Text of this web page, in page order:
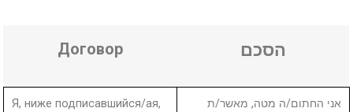
Договор הסכם
Я, ниже подписавшийся/ая,
אני החתום/ה מטה, מאשר/ת